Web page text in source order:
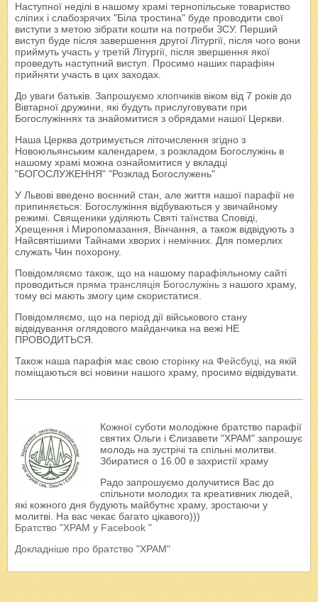
Наступної неділі в нашому храмі тернопільське товариство
сліпих і слабозрячих "Біла тростина" буде проводити свої
виступи з метою зібрати кошти на потреби ЗСУ. Перший
виступ буде після завершення другої Літургії, після чого вони
приймуть участь у третій Літургії, після звершення якої
проведуть наступний виступ. Просимо наших парафіян
прийняти участь в цих заходах.
До уваги батьків. Запрошуємо хлопчиків віком від 7 років до
Вівтарної дружини, які будуть прислуговувати при
Богослужіннях та знайомитися з обрядами нашої Церкви.
Наша Церква дотримується літочислення згідно з
Новоюльянським календарем, з розкладом Богослужінь в
нашому храмі можна ознайомитися у вкладці
"БОГОСЛУЖЕННЯ" "Розклад Богослужень"
У Львові введено воєнний стан, але життя нашої парафії не
припиняється: Богослужіння відбуваються у звичайному
режимі. Священики уділяють Святі таїнства Сповіді,
Хрещення і Миропомазання, Вінчання, а також відвідують з
Найсвятішими Тайнами хворих і немічних. Для померлих
служать Чин похорону.
Повідомляємо також, що на нашому парафіяльному сайті
проводиться пряма трансляція Богослужінь з нашого храму,
тому всі мають змогу цим скористатися.
Повідомляємо, що на період дії військового стану
відвідування оглядового майданчика на вежі НЕ
ПРОВОДИТЬСЯ.
Також наша парафія має свою сторінку на Фейсбуці, на якій
поміщаються всі новини нашого храму, просимо відвідувати.
Кожної суботи молодіжне братство парафії
святих Ольги і Єлизавети "ХРАМ" запрошує
молодь на зустрічі та спільні молитви.
Збиратися о 16.00 в захристії храму
Радо запрошуємо долучитися Вас до
спільноти молодих та креативних людей,
які кожного дня будують майбутнє храму, зростаючи у
молитві. На вас чекає багато цікавого)))
Братство "ХРАМ у Facebook "
Докладніше про братство "ХРАМ"